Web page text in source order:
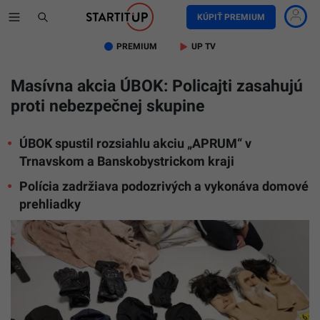
KÚPIŤ PREMIUM
PREMIUM UP TV
Masívna akcia ÚBOK: Policajti zasahujú
proti nebezpečnej skupine
ÚBOK spustil rozsiahlu akciu „APRUM“ v
Trnavskom a Banskobystrickom kraji
Polícia zadržiava podozrivých a vykonáva domové
prehliadky